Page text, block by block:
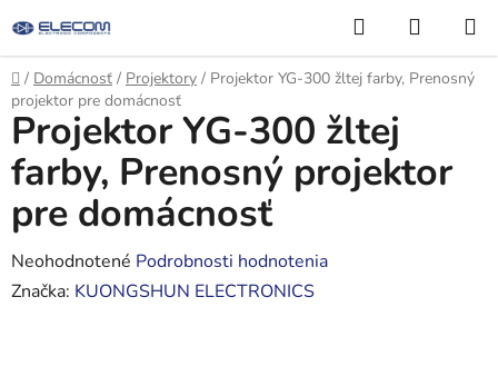
na
obsah
Hľadať
KOŠÍK
Domov
/ Domácnosť / Projektory / Projektor YG-300 žltej farby, Prenosný
projektor pre domácnosť
Projektor YG-300 žltej
farby, Prenosný projektor
pre domácnosť
Priemerné
hodnotenie
Neohodnotené Podrobnosti hodnotenia
Značka: KUONGSHUN ELECTRONICS